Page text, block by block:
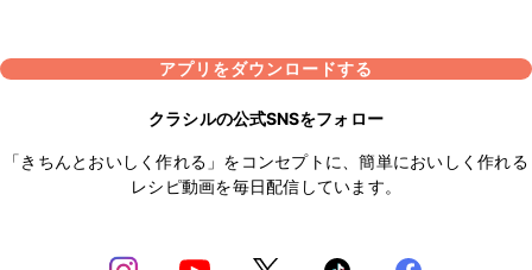
アプリをダウンロードする
クラシルの公式SNSをフォロー
「きちんとおいしく作れる」をコンセプトに、簡単においしく作れる
レシピ動画を毎日配信しています。